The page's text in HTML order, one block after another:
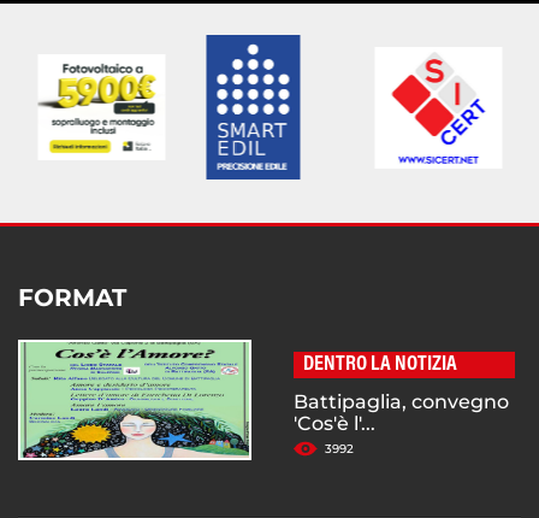
FORMAT
DENTRO LA NOTIZIA
Battipaglia, convegno
'Cos'è l'...
3992